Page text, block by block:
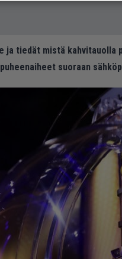
ja tiedät mistä kahvitauolla
suoraan